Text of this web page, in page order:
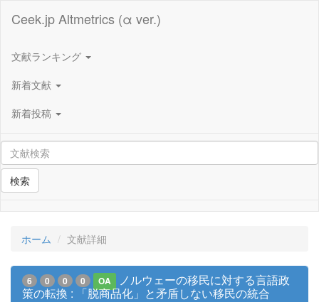
Ceek.jp Altmetrics (α ver.)
文献ランキング
新着文献
新着投稿
検索
ホーム 文献詳細
6 0 0 0 OA
ノルウェーの移民に対する言語政
策の転換 : 「脱商品化」と矛盾しない移民の統合